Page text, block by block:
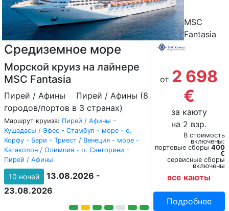
MSC
Fantasia
Средиземное море
Морской круиз на лайнере
MSC Fantasia
Пирей / Афины
Пирей / Афины (8
городов/портов в 3 странах)
Маршрут круиза: Пирей / Афины -
Кушадасы / Эфес - Стамбул - море - о.
Корфу - Бари - Триест / Венеция - море -
Катаколон / Олимпия - о. Санторини -
Пирей / Афины
10 ночей
13.08.2026 -
23.08.2026
от 2 698
€
за каюту
на 2 взр.
В стоимость
включены:
портовые сборы 400
€
сервисные сборы
включены
все каюты
Подробнее